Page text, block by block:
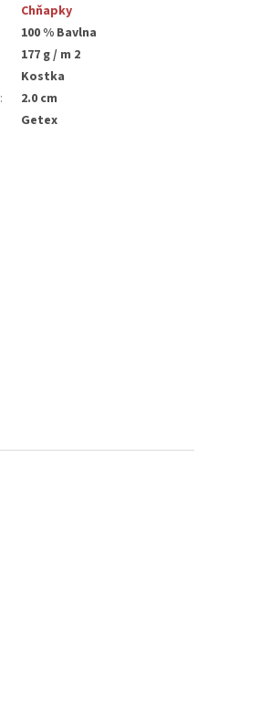
Chňapky
100 % Bavlna
177 g / m 2
Kostka
:
2.0 cm
Getex